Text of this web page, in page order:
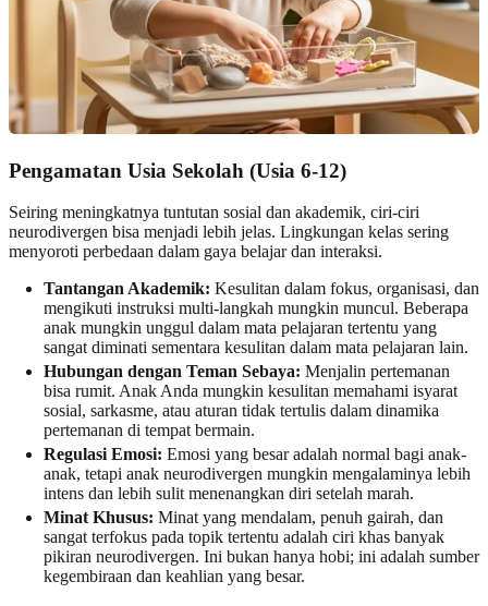
Pengamatan Usia Sekolah (Usia 6-12)
Seiring meningkatnya tuntutan sosial dan akademik, ciri-ciri
neurodivergen bisa menjadi lebih jelas. Lingkungan kelas sering
menyoroti perbedaan dalam gaya belajar dan interaksi.
Tantangan Akademik: Kesulitan dalam fokus, organisasi, dan
mengikuti instruksi multi-langkah mungkin muncul. Beberapa
anak mungkin unggul dalam mata pelajaran tertentu yang
sangat diminati sementara kesulitan dalam mata pelajaran lain.
Hubungan dengan Teman Sebaya: Menjalin pertemanan
bisa rumit. Anak Anda mungkin kesulitan memahami isyarat
sosial, sarkasme, atau aturan tidak tertulis dalam dinamika
pertemanan di tempat bermain.
Regulasi Emosi: Emosi yang besar adalah normal bagi anak-
anak, tetapi anak neurodivergen mungkin mengalaminya lebih
intens dan lebih sulit menenangkan diri setelah marah.
Minat Khusus: Minat yang mendalam, penuh gairah, dan
sangat terfokus pada topik tertentu adalah ciri khas banyak
pikiran neurodivergen. Ini bukan hanya hobi; ini adalah sumber
kegembiraan dan keahlian yang besar.